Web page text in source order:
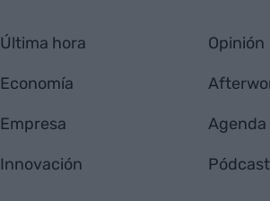
Última hora
Economía
Empresa
Innovación
Opinión
Agenda
Pódcast